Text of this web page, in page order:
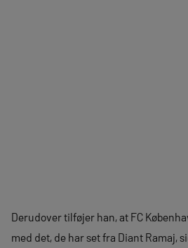
Derudover tilføjer han, at FC
med det, de har set fra Diant Ramaj,